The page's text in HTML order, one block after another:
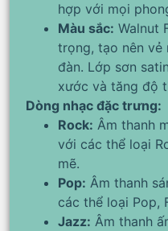
hợp với mọi
Màu sắc: Walnut
trọng, tạo nên vẻ
đàn. Lớp sơn
xước và tăng độ
Dòng nhạc đặc trưng:
Rock: Âm thanh
với các thể loại
mẽ.
Pop: Âm thanh
các thể loại Pop,
Jazz: Âm thanh